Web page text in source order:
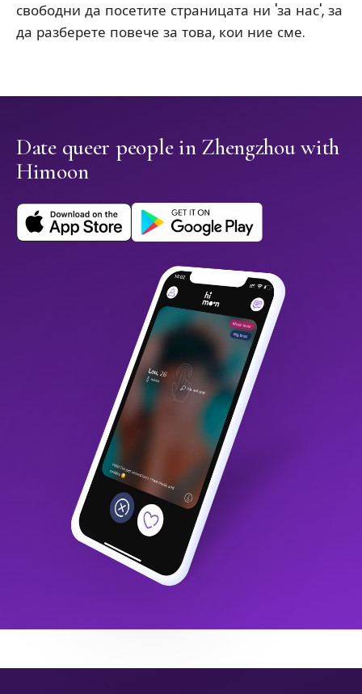
свободни да посетите страницата ни 'за нас', за
да разберете повече за това, кои ние сме.
Date queer people in Zhengzhou with
Himoon